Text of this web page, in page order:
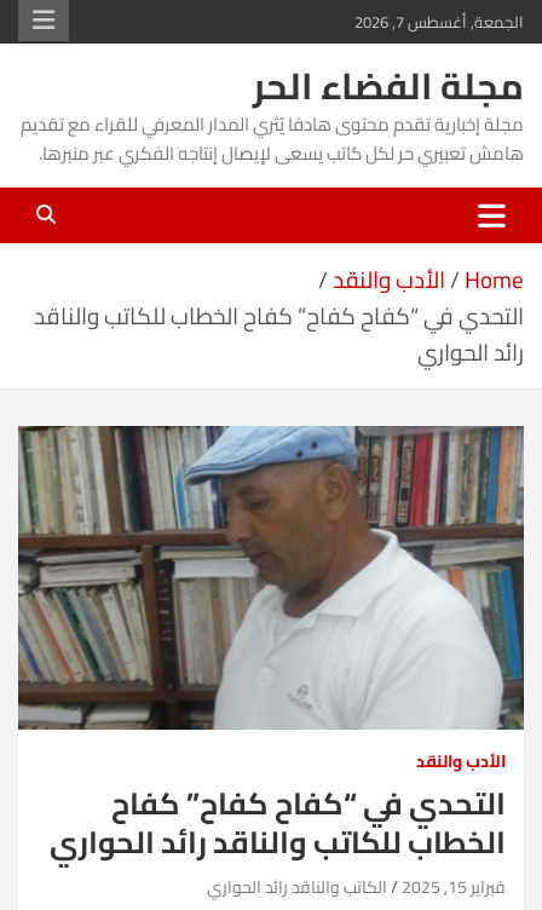
Skip
to
content
الجمعة, أغسطس 7, 2026
مجلة الفضاء الحر
مجلة إخبارية تقدم محتوى هادفا يُثري المدار المعرفي للقراء مع تقديم
هامش تعبيري حر لكل كاتب يسعى لإيصال إنتاجه الفكري عبر منبرها.
Home الأدب والنقد
التحدي في “كفاح كفاح” كفاح الخطاب للكاتب والناقد
رائد الحواري
الأدب والنقد
التحدي في “كفاح كفاح” كفاح
الخطاب للكاتب والناقد رائد الحواري
فبراير 15, 2025 الكاتب والناقد رائد الحواري